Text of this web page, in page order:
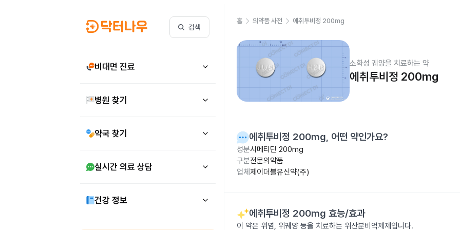
검색
비대면 진료
병원 찾기
약국 찾기
실시간 의료 상담
건강 정보
홈 의약품 사전 에취투비정 200mg
소화성 궤양을 치료하는 약
에취투비정 200mg
에취투비정 200mg, 어떤 약인가요?
성분시메티딘 200mg
구분전문의약품
업체 제이더블유신약(주)
에취투비정 200mg 효능/효과
이 약은 위염, 위궤양 등을 치료하는 위산분비억제제입니다.